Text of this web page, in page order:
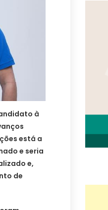
à
está a
e seria
e,
de